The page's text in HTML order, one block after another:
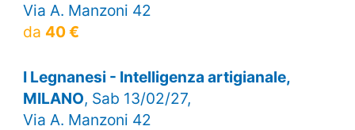
Via A. Manzoni 42
da 40 €
I Legnanesi - Intelligenza artigianale,
MILANO, Sab 13/02/27,
Via A. Manzoni 42